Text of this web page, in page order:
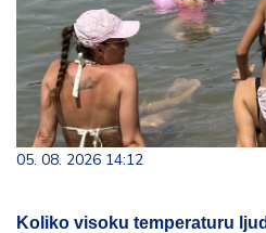
05. 08. 2026 14:12
Koliko visoku temperaturu